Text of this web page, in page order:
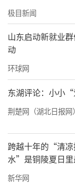
极目新闻
山东启动新就业
动
环球网
东湖评论：小小
荆楚网（湖北日报网）
跨越十年的“清
水”是铜陵夏日里
新华网